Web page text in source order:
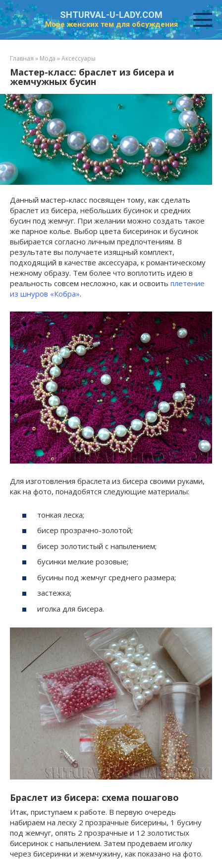
Перейти
к
контенту
SHTURVAL-U-LADY.COM
Море женских тем для обсуждения
Главная » Мода »Аксессуары
Мастер-класс: браслет из бисера и
жемчужных бусин
Данный мастер-класс посвящен тому, как сделать
браслет из бисера, небольших бусинок и средних
бусин под жемчуг. При желании можно создать такое
же парное колье. Выбор цвета бисеринок и бусинок
выбирается согласно личным предпочтениям. В
результате вы получаете изящный комплект,
подходящий в качестве аксессуара, к романтическому
нежному образу. Тем более что воплотить идею в
реальность совсем несложно, как и освоить плетение
из шнуров «Кобра».
Для изготовления браслета из бисера своими руками,
как на фото, понадобятся следующие материалы:
тонкая леска;
бисер прозрачно-золотой;
бисер золотистый с напылением;
бусинки мелкие розовые;
бусины под жемчуг среднего размера;
застежка;
иголка для бисера.
Браслет из бисера: схема пошагово
Итак, приступаем к работе. В первую очередь
набираем на леску 2 прозрачные бисерины, 1 бусину
под жемчуг, опять 2 прозрачные и 12 золотистых
бисеринок с напылением. Затем продеваем иголку
через бисеринки и жемчужину, как показано на фото.